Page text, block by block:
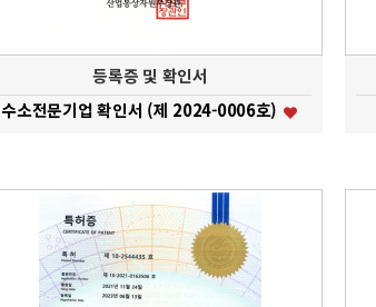
등록증 및 확인서
수소전문기업 확인서 (제 2024-0006호)